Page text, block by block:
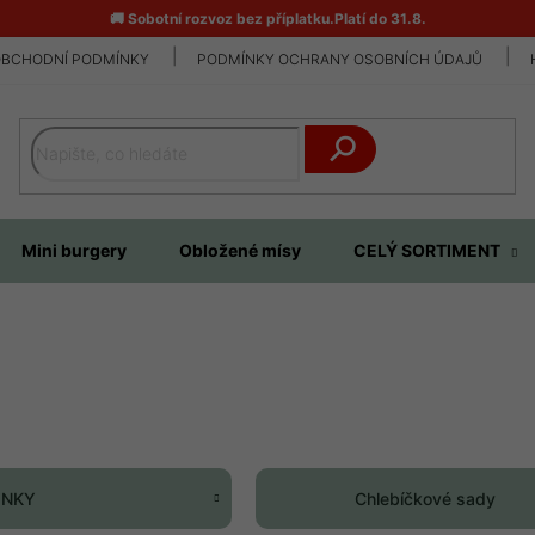
🚚 Sobotní rozvoz bez příplatku.Platí do 31.8.
PODMÍNKY PODMÍNKY OCHRANY OSOBNÍCH ÚDAJŮ
Mini burgery Obložené mísy CELÝ SORTIMENT
Chlebíčkové sady